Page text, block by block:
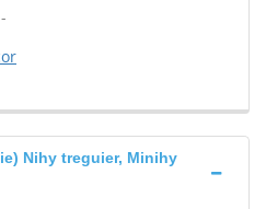
Nihy treguier, Minihy